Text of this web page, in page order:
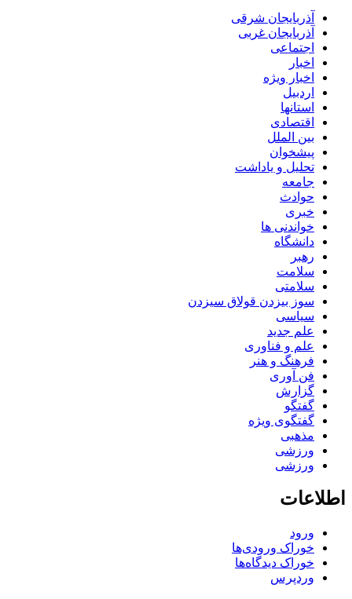
آذربایجان شرقی
آذربایجان غربی
اجتماعی
اخبار
اخبار ویژه
اردبیل
استانها
اقتصادی
بین الملل
پیشخوان
تحلیل و یاداشت
جامعه
حوادث
خبری
خواندنی ها
دانشگاه
رهبر
سلامت
سلامتی
سوز بیزدن قولاق سیزدن
سیاسی
علم جدید
علم و فناوری
فرهنگ و هنر
فن آوری
گزارش
گفتگو
گفتگوی ویژه
مذهبی
ورزشی
ورزشی
اطلاعات
ورود
خوراک ورودی‌ها
خوراک دیدگاه‌ها
وردپرس